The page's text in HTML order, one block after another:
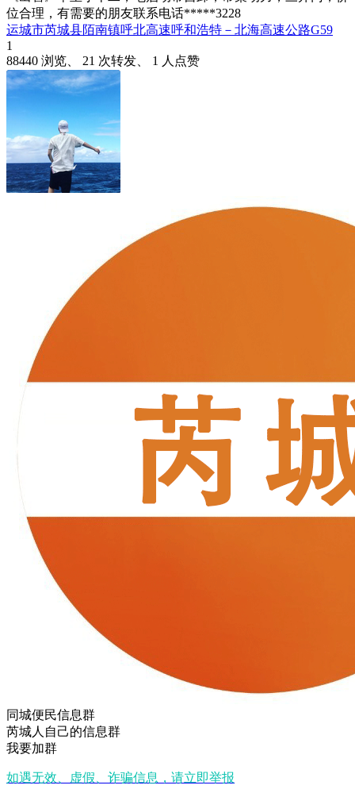
位合理，有需要的朋友联系电话*****3228
运城市芮城县陌南镇呼北高速呼和浩特－北海高速公路G59
1
88440 浏览、 21 次转发、 1 人点赞
同城便民信息群
芮城人自己的信息群
我要加群
如遇无效、虚假、诈骗信息，请立即举报